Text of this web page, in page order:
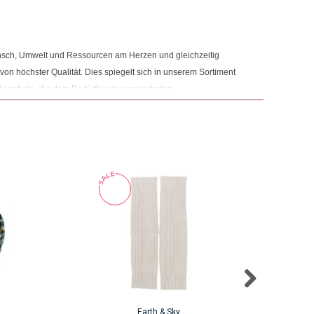
Umwelt und Ressourcen am Herzen und gleichzeitig
höchster Qualität. Dies spiegelt sich in unserem Sortiment
die dem Bedürfnis des veränderten
Nachhaltigkeit sowie der Modernisierung von Fair Trade und
Earth & Sky